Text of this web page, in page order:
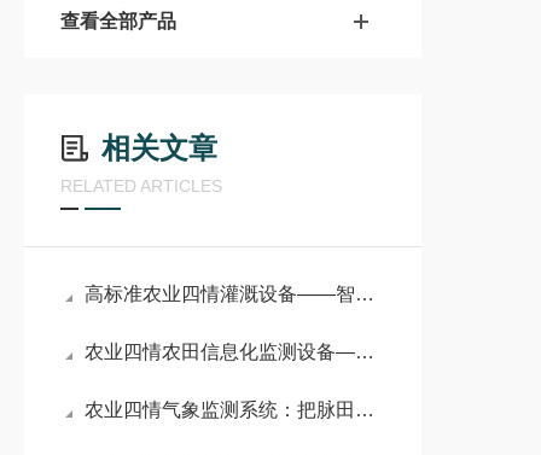
查看全部产品
相关文章
RELATED ARTICLES
高标准农业四情灌溉设备——智控润良田，精准灌溉赋能高标准农业提质增效
农业四情农田信息化监测设备——智控农田四情 赋能现代农业高效发展
农业四情气象监测系统：把脉田间生态 以四情监测守护粮食丰产